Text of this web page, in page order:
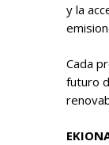
y la
Cada
futuro